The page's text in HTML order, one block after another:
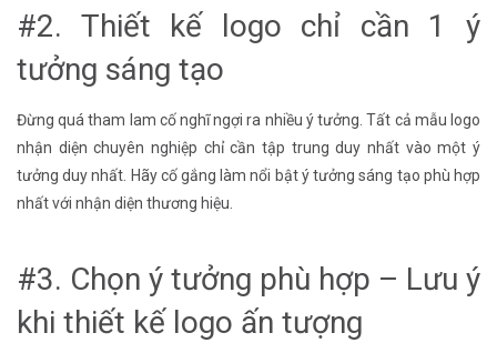
#2. Thiết kế logo chỉ cần 1 ý
tưởng sáng tạo
Đừng quá tham lam cố nghĩ ngợi ra nhiều ý tưởng. Tất cả mẫu logo
nhận diện chuyên nghiệp chỉ cần tập trung duy nhất vào một ý
tưởng duy nhất. Hãy cố gắng làm nổi bật ý tưởng sáng tạo phù hợp
nhất với nhận diện thương hiệu.
#3. Chọn ý tưởng phù hợp – Lưu ý
khi thiết kế logo ấn tượng